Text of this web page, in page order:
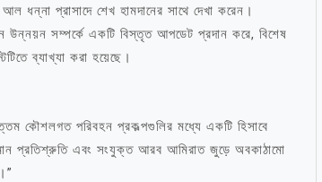
ধন্না প্রাসাদে শেখ হামদানের সাথে দেখা করেন।
উন্নয়ন সম্পর্কে একটি বিস্তৃত আপডেট প্রদান করে, বিশেষ
ব্যাখ্যা করা হয়েছে।
কৌশলগত পরিবহন প্রকল্পগুলির মধ্যে একটি হিসাবে
প্রতিশ্রুতি এবং সংযুক্ত আরব আমিরাত জুড়ে অবকাঠামো